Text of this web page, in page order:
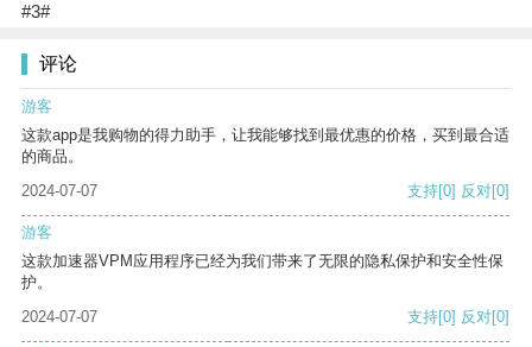
#3#
评论
游客
这款app是我购物的得力助手，让我能够找到最优惠的价格，买到最合适
的商品。
2024-07-07
支持[0] 反对[0]
游客
这款加速器VPM应用程序已经为我们带来了无限的隐私保护和安全性保
护。
2024-07-07
支持[0] 反对[0]